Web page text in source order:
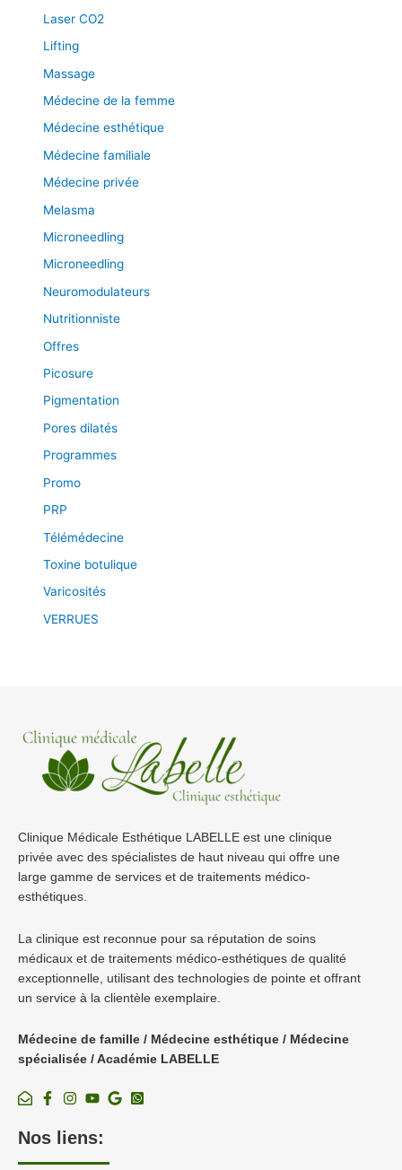
Laser CO2
Lifting
Massage
Médecine de la femme
Médecine esthétique
Médecine familiale
Médecine privée
Melasma
Microneedling
Microneedling
Neuromodulateurs
Nutritionniste
Offres
Picosure
Pigmentation
Pores dilatés
Programmes
Promo
PRP
Télémédecine
Toxine botulique
Varicosités
VERRUES
Clinique Médicale Esthétique LABELLE est une clinique
privée avec des spécialistes de haut niveau qui offre une
large gamme de services et de traitements médico-
esthétiques.
La clinique est reconnue pour sa réputation de soins
médicaux et de traitements médico-esthétiques de qualité
exceptionnelle, utilisant des technologies de pointe et offrant
un service à la clientèle exemplaire.
Médecine de famille / Médecine esthétique / Médecine
spécialisée / Académie LABELLE
Nos liens: